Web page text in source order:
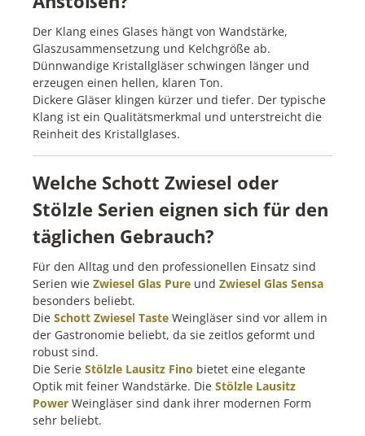
Der Klang eines Glases hängt von Wandstärke,
Glaszusammensetzung und Kelchgröße ab.
Dünnwandige Kristallgläser schwingen länger und
erzeugen einen hellen, klaren Ton.
Dickere Gläser klingen kürzer und tiefer. Der typische
Klang ist ein Qualitätsmerkmal und unterstreicht die
Reinheit des Kristallglases.
Welche Schott Zwiesel oder
Stölzle Serien eignen sich für den
täglichen Gebrauch?
Für den Alltag und den professionellen Einsatz sind
Serien wie Zwiesel Glas Pure und Zwiesel Glas Sensa
besonders beliebt.
Die Schott Zwiesel Taste Weingläser sind vor allem in
der Gastronomie beliebt, da sie zeitlos geformt und
robust sind.
Die Serie Stölzle Lausitz Fino bietet eine elegante
Optik mit feiner Wandstärke. Die Stölzle Lausitz
Power Weingläser sind dank ihrer modernen Form
sehr beliebt.